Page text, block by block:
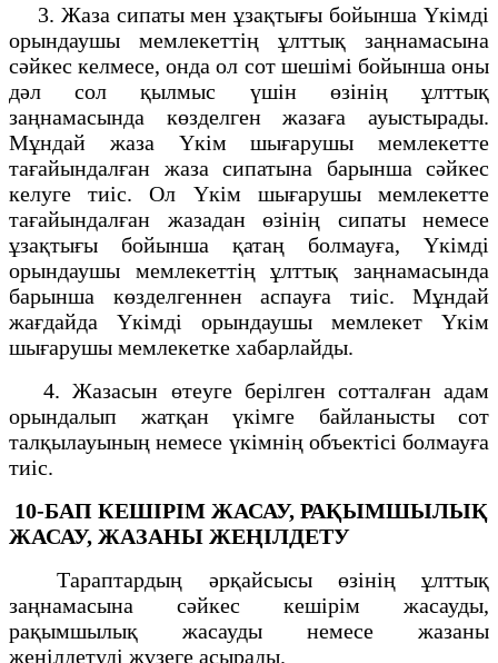
3. Жаза сипаты мен ұзақтығы бойынша Үкімді
орындаушы мемлекеттің ұлттық заңнамасына
сәйкес келмесе, онда ол сот шешімі бойынша оны
дәл сол қылмыс үшін өзінің ұлттық
заңнамасында көзделген жазаға ауыстырады.
Мұндай жаза Үкім шығарушы мемлекетте
тағайындалған жаза сипатына барынша сәйкес
келуге тиіс. Ол Үкім шығарушы мемлекетте
тағайындалған жазадан өзінің сипаты немесе
ұзақтығы бойынша қатаң болмауға, Үкімді
орындаушы мемлекеттің ұлттық заңнамасында
барынша көзделгеннен аспауға тиіс. Мұндай
жағдайда Үкімді орындаушы мемлекет Үкім
шығарушы мемлекетке хабарлайды.
4. Жазасын өтеуге берілген сотталған адам
орындалып жатқан үкімге байланысты сот
талқылауының немесе үкімнің объектісі болмауға
тиіс.
10-БАП КЕШІРІМ ЖАСАУ, РАҚЫМШЫЛЫҚ
ЖАСАУ, ЖАЗАНЫ ЖЕҢІЛДЕТУ
Тараптардың әрқайсысы өзінің ұлттық
заңнамасына сәйкес кешірім жасауды,
рақымшылық жасауды немесе жазаны
жеңілдетуді жүзеге асырады.